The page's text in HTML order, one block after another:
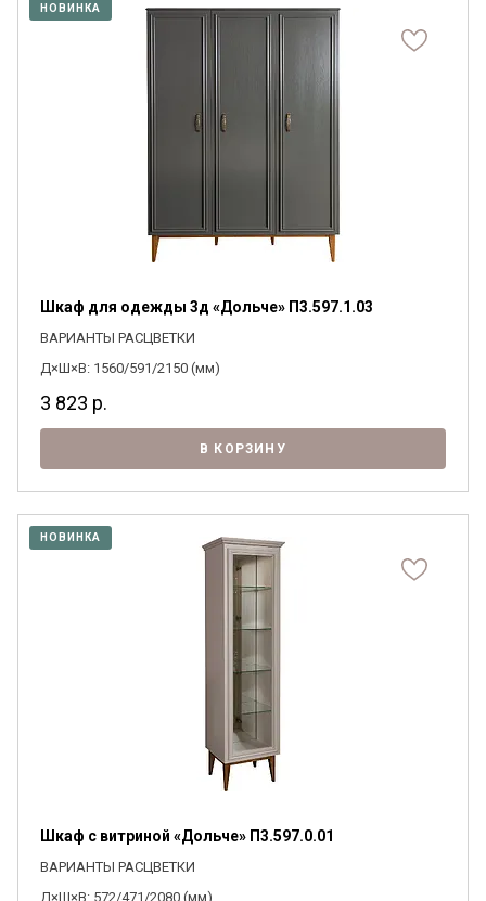
НОВИНКА
Шкаф для одежды 3д «Дольче» П3.597.1.03
ВАРИАНТЫ РАСЦВЕТКИ
Д×Ш×В: 1560/591/2150 (мм)
3 823 р.
В КОРЗИНУ
НОВИНКА
Шкаф с витриной «Дольче» П3.597.0.01
ВАРИАНТЫ РАСЦВЕТКИ
Д×Ш×В: 572/471/2080 (мм)